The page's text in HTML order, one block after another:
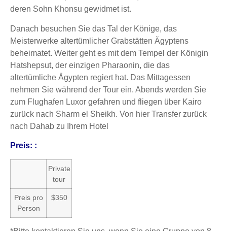
deren Sohn Khonsu gewidmet ist.
Danach besuchen Sie das Tal der Könige, das
Meisterwerke altertümlicher Grabstätten Ägyptens
beheimatet. Weiter geht es mit dem Tempel der Königin
Hatshepsut, der einzigen Pharaonin, die das
altertümliche Ägypten regiert hat. Das Mittagessen
nehmen Sie während der Tour ein. Abends werden Sie
zum Flughafen Luxor gefahren und fliegen über Kairo
zurück nach Sharm el Sheikh. Von hier Transfer zurück
nach Dahab zu Ihrem Hotel
Preis: :
Private
tour
Preis pro
Person
$350